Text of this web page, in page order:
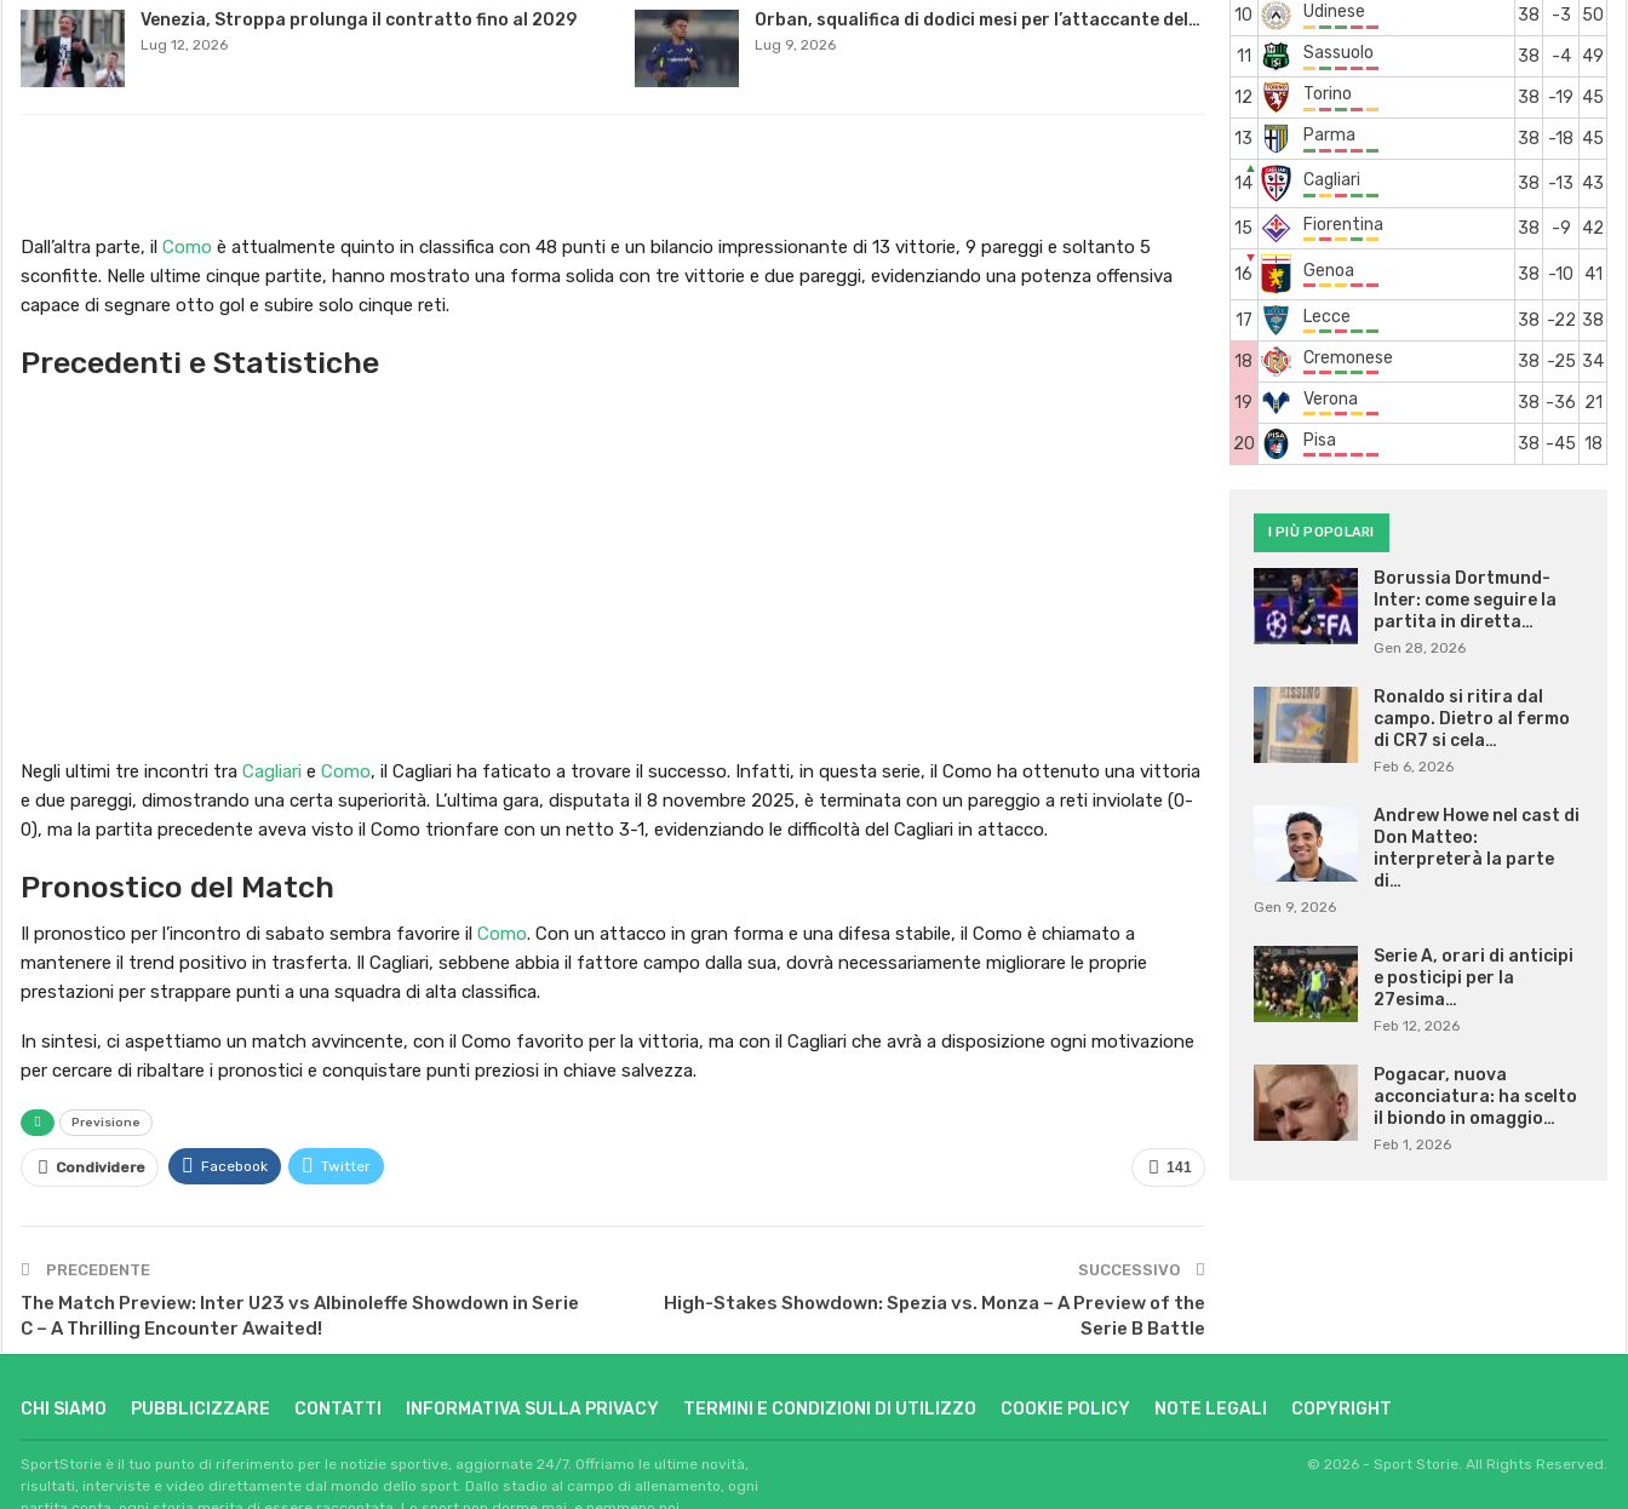
Venezia, Stroppa prolunga il contratto fino al 2029
Lug 12, 2026
Orban, squalifica di dodici mesi per l’attaccante del…
Lug 9, 2026
Dall’altra parte, il Como è attualmente quinto in classifica con 48 punti e un bilancio impressionante di 13 vittorie, 9 pareggi e soltanto 5
sconfitte. Nelle ultime cinque partite, hanno mostrato una forma solida con tre vittorie e due pareggi, evidenziando una potenza offensiva
capace di segnare otto gol e subire solo cinque reti.
Precedenti e Statistiche
Negli ultimi tre incontri tra Cagliari e Como, il Cagliari ha faticato a trovare il successo. Infatti, in questa serie, il Como ha ottenuto una vittoria
e due pareggi, dimostrando una certa superiorità. L’ultima gara, disputata il 8 novembre 2025, è terminata con un pareggio a reti inviolate (0-
0), ma la partita precedente aveva visto il Como trionfare con un netto 3-1, evidenziando le difficoltà del Cagliari in attacco.
Pronostico del Match
Il pronostico per l’incontro di sabato sembra favorire il Como. Con un attacco in gran forma e una difesa stabile, il Como è chiamato a
mantenere il trend positivo in trasferta. Il Cagliari, sebbene abbia il fattore campo dalla sua, dovrà necessariamente migliorare le proprie
prestazioni per strappare punti a una squadra di alta classifica.
In sintesi, ci aspettiamo un match avvincente, con il Como favorito per la vittoria, ma con il Cagliari che avrà a disposizione ogni motivazione
per cercare di ribaltare i pronostici e conquistare punti preziosi in chiave salvezza.
Previsione
141
Condividere Facebook Twitter
PRECEDENTE
The Match Preview: Inter U23 vs Albinoleffe Showdown in Serie
C – A Thrilling Encounter Awaited!
SUCCESSIVO
High-Stakes Showdown: Spezia vs. Monza – A Preview of the
Serie B Battle
10
Udinese 38 -3
50
11
Sassuolo 38 -4
49
12
Torino 38 -19 45
13
Parma 38 -18 45
14
▲
Cagliari 38 -13 43
15 Fiorentina 38 -9 42
16
▼
Genoa 38 -10 41
17 Lecce 38 -22 38
18
Cremonese 38 -25 34
19
Verona 38 -36 21
20
Pisa 38 -45 18
I PIÙ POPOLARI
Borussia Dortmund-
Inter: come seguire la
partita in diretta…
Gen 28, 2026
Ronaldo si ritira dal
campo. Dietro al fermo
di CR7 si cela…
Feb 6, 2026
Andrew Howe nel cast di
Don Matteo:
interpreterà la parte
di…
Gen 9, 2026
Serie A, orari di anticipi
e posticipi per la
27esima…
Feb 12, 2026
Pogacar, nuova
acconciatura: ha scelto
il biondo in omaggio…
Feb 1, 2026
CHI SIAMO PUBBLICIZZARE CONTATTI INFORMATIVA SULLA PRIVACY TERMINI E CONDIZIONI DI UTILIZZO COOKIE POLICY NOTE LEGALI COPYRIGHT
SportStorie è il tuo punto di riferimento per le notizie sportive, aggiornate 24/7. Offriamo le ultime novità,
risultati, interviste e video direttamente dal mondo dello sport. Dallo stadio al campo di allenamento, ogni
© 2026 - Sport Storie. All Rights Reserved.